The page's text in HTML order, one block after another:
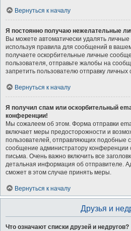
Вернуться к началу
Я постоянно получаю нежелательные
Вы можете автоматически удалять
используя правила для сообщений в
получаете оскорбительные личные
пользователя, отправьте жалобы на
запретить пользователю отправку
Вернуться к началу
Я получил спам или оскорбительный
конференции!
Мы сожалеем об этом. Форма отправки
включает меры предосторожности и
пользователей, отправляющих подобные
сообщение администратору конференции
письма. Очень важно включить все
детальная информация об отправителе.
сможет в этом случае принять меры.
Вернуться к началу
Друзья и
Что означают списки друзей и недругов?